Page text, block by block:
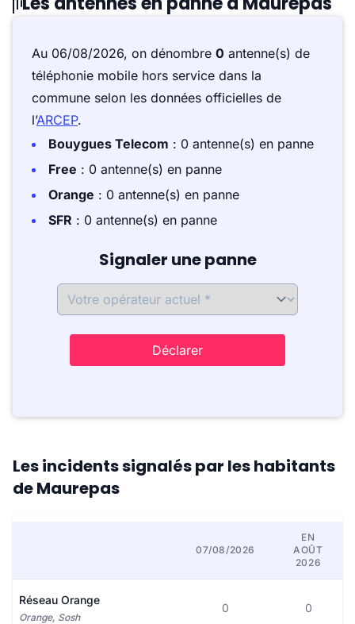
Au 06/08/2026, on dénombre 0 antenne(s) de
téléphonie mobile hors service dans la
commune selon les données officielles de
l’ARCEP.
Bouygues Telecom : 0 antenne(s) en panne
Free : 0 antenne(s) en panne
Orange : 0 antenne(s) en panne
SFR : 0 antenne(s) en panne
Signaler une panne
Déclarer
Les incidents signalés par les habitants
de Maurepas
07/08/2026
EN
AOÛT
2026
Réseau Orange
Orange, Sosh
0 0